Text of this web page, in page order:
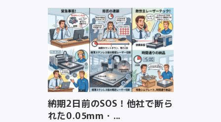
納期2日前のSOS！他社で断ら
れた0.05mm・...